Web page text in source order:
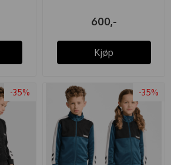
600,-
Kjøp
-35% -35%